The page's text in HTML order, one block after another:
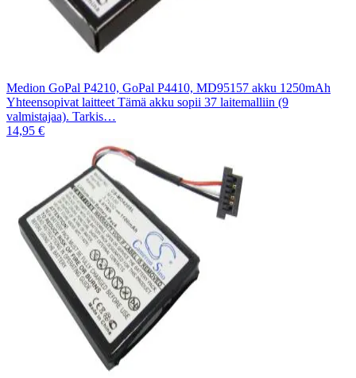
Medion GoPal P4210, GoPal P4410, MD95157 akku 1250mAh
Yhteensopivat laitteet Tämä akku sopii 37 laitemalliin (9
valmistajaa). Tarkis…
14,95 €